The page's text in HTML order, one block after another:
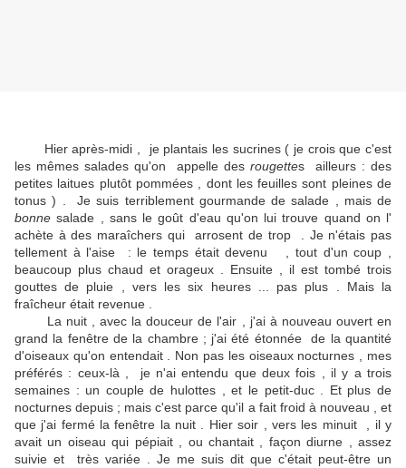
Hier après-midi , je plantais les sucrines ( je crois que c'est
les mêmes salades qu'on appelle des rougettes ailleurs : des
petites laitues plutôt pommées , dont les feuilles sont pleines de
tonus ) . Je suis terriblement gourmande de salade , mais de
bonne salade , sans le goût d'eau qu'on lui trouve quand on l'
achète à des maraîchers qui arrosent de trop . Je n'étais pas
tellement à l'aise : le temps était devenu
, tout d'un coup ,
beaucoup plus chaud et orageux . Ensuite , il est tombé trois
gouttes de pluie , vers les six heures ... pas plus . Mais la
fraîcheur était revenue .
La nuit , avec la douceur de l'air , j'ai à nouveau ouvert en
grand la fenêtre de la chambre ; j'ai été étonnée de la quantité
d'oiseaux qu'on entendait . Non pas les oiseaux nocturnes , mes
préférés : ceux-là , je n'ai entendu que deux fois , il y a trois
semaines : un couple de hulottes , et le petit-duc . Et plus de
nocturnes depuis ; mais c'est parce qu'il a fait froid à nouveau , et
que j'ai fermé la fenêtre la nuit . Hier soir , vers les minuit , il y
avait un oiseau qui pépiait , ou chantait , façon diurne , assez
suivie et très variée . Je me suis dit que c'était peut-être un